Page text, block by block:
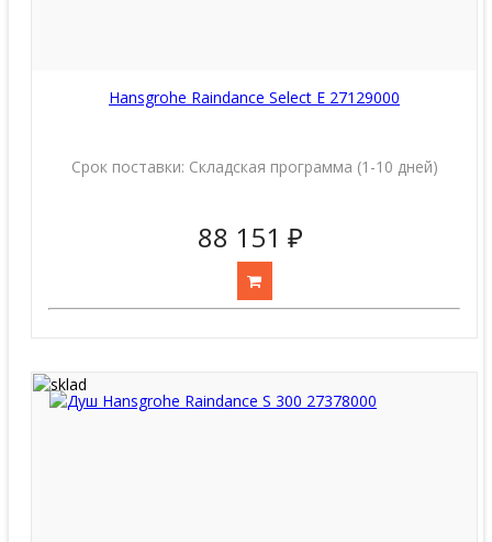
Hansgrohe Raindance Select E 27129000
Срок поставки: Складская программа (1-10 дней)
88 151 ₽